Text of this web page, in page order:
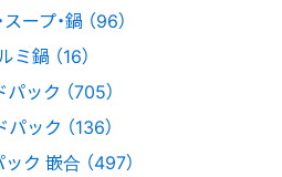
ープ・鍋 （96）
ミ鍋 （16）
ック （705）
ック （136）
ク 嵌合 （497）